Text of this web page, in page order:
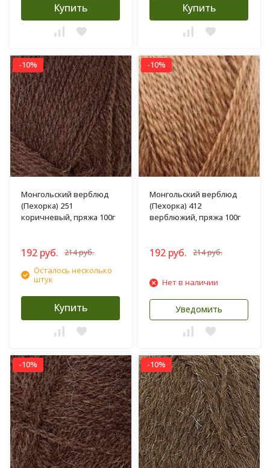
Купить Купить
-10%
Монгольский верблюд
(Пехорка) 251
коричневый, пряжа 100г
192 руб. 214 руб.
Осталось несколько
штук
Купить
-10%
Монгольский верблюд
(Пехорка) 412
верблюжий, пряжа 100г
192 руб. 214 руб.
Нет в наличии
Уведомить
-10% -10%